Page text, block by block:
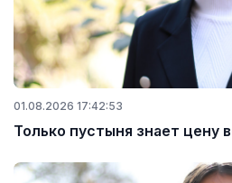
01.08.2026 17:42:53
Только пустыня знает цену